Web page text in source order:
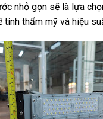
nhỏ gọn sẽ là lựa
tính thẩm mỹ và hiệu